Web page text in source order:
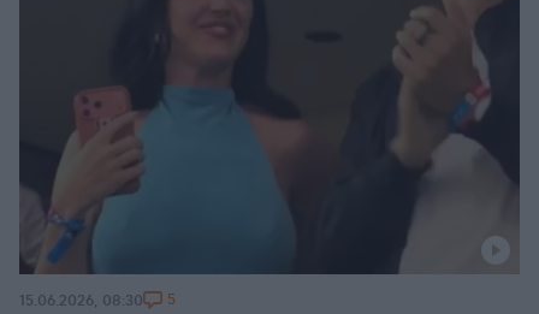
15.06.2026, 08:30 5